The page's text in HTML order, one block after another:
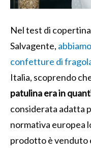
Nel test di
Salvagente,
confetture di
Italia, scoprendo
patulina era in
considerata adatta
normativa europea
prodotto è venduto